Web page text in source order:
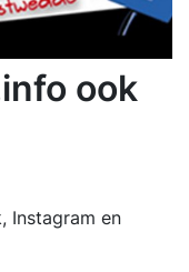
ook
Instagram en